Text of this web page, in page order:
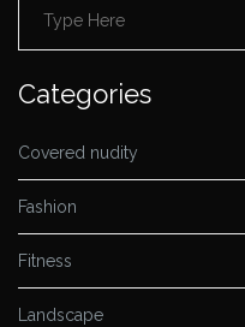
Search
for:
Categories
Covered nudity
Fashion
Fitness
Landscape